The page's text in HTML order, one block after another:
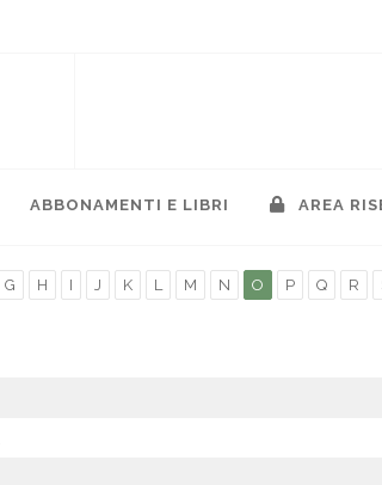
ABBONAMENTI E LIBRI AREA
G H I J K L M N O P Q R